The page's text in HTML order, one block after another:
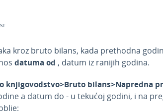
kroz bruto bilans, kada prethodna
datuma od , datum iz ranijih godina.
knjigovodstvo>Bruto bilans>Napredna
a datum do - u tekućoj godini, i na